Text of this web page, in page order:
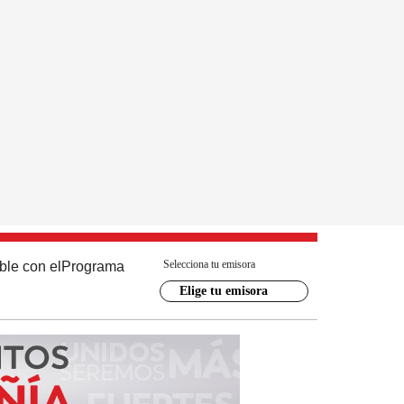
con el Programa Selecciona tu emisora
Elige tu emisora